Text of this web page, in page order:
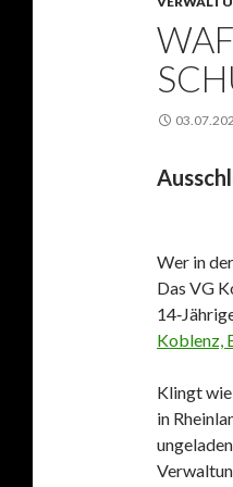
Wer in
Das VG
Koblenz,
Klingt
in